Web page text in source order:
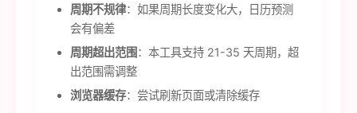
周期不规律：如果周期长度变化大，日历预测
会有偏差
周期超出范围：本工具支持 21-35 天周期，超
出范围需调整
浏览器缓存：尝试刷新页面或清除缓存